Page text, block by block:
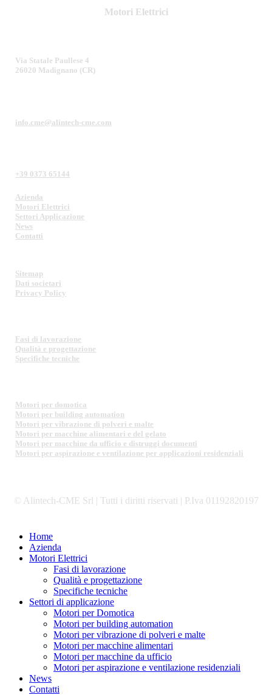
Motori Elettrici
Via Statale Paullese 4
26020 Madignano (CR)
info.cme@alintech-cme.com
+39 0373 65144
Azienda
Motori Elettrici
Settori Applicazione
News
Contatti
Sitemap
Dati societari
Privacy Policy
Fasi di lavorazione
Qualità e progettazione
Specifiche tecniche
Motori per domotica
Motori per building automation
Motori per vibrazione di polveri e malte
Motori per macchine alimentari e del gelato
Motori per macchine da ufficio e distruggi documenti
Motori per aspirazione e ventilazione per applicazioni residenziali
© Alintech-CME Srl | Tutti i diritti riservati | P.Iva 01192820197
Close
Menu
Home
Azienda
Motori Elettrici
Fasi di lavorazione
Qualità e progettazione
Specifiche tecniche
Settori di applicazione
Motori per Domotica
Motori per building automation
Motori per vibrazione di polveri e malte
Motori per macchine alimentari
Motori per macchine da ufficio
Motori per aspirazione e ventilazione residenziali
News
Contatti